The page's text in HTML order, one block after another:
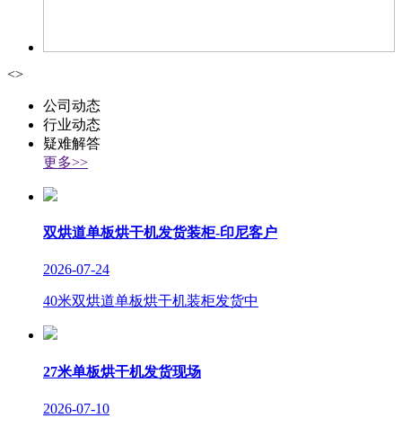
<>
公司动态
行业动态
疑难解答
更多>>
双烘道单板烘干机发货装柜-印尼客户
2026-07-24
40米双烘道单板烘干机装柜发货中
27米单板烘干机发货现场
2026-07-10